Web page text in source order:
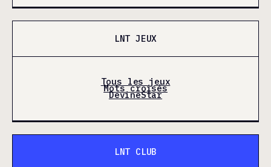
LNT JEUX
Tous les jeux
Mots croisés
DevineStar
LNT CLUB